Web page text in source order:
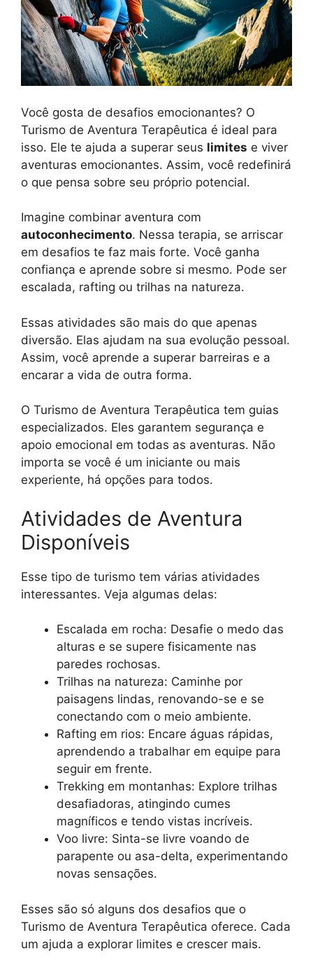
Você gosta de desafios emocionantes? O
Turismo de Aventura Terapêutica é ideal para
isso. Ele te ajuda a superar seus limites e viver
aventuras emocionantes. Assim, você redefinirá
o que pensa sobre seu próprio potencial.
Imagine combinar aventura com
autoconhecimento. Nessa terapia, se arriscar
em desafios te faz mais forte. Você ganha
confiança e aprende sobre si mesmo. Pode ser
escalada, rafting ou trilhas na natureza.
Essas atividades são mais do que apenas
diversão. Elas ajudam na sua evolução pessoal.
Assim, você aprende a superar barreiras e a
encarar a vida de outra forma.
O Turismo de Aventura Terapêutica tem guias
especializados. Eles garantem segurança e
apoio emocional em todas as aventuras. Não
importa se você é um iniciante ou mais
experiente, há opções para todos.
Atividades de Aventura
Disponíveis
Esse tipo de turismo tem várias atividades
interessantes. Veja algumas delas:
Escalada em rocha: Desafie o medo das
alturas e se supere fisicamente nas
paredes rochosas.
Trilhas na natureza: Caminhe por
paisagens lindas, renovando-se e se
conectando com o meio ambiente.
Rafting em rios: Encare águas rápidas,
aprendendo a trabalhar em equipe para
seguir em frente.
Trekking em montanhas: Explore trilhas
desafiadoras, atingindo cumes
magníficos e tendo vistas incríveis.
Voo livre: Sinta-se livre voando de
parapente ou asa-delta, experimentando
novas sensações.
Esses são só alguns dos desafios que o
Turismo de Aventura Terapêutica oferece. Cada
um ajuda a explorar limites e crescer mais.